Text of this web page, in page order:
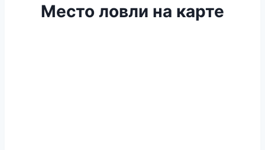
Место ловли на карте